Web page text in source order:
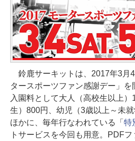
鈴鹿サーキットは、2017年3月
タースポーツファン感謝デー」を
入園料として大人（高校生以上
生）800円、幼児（3歳以上～未
ほかに、毎年行なわれている「 特
トサービスを今回も用意。PDF